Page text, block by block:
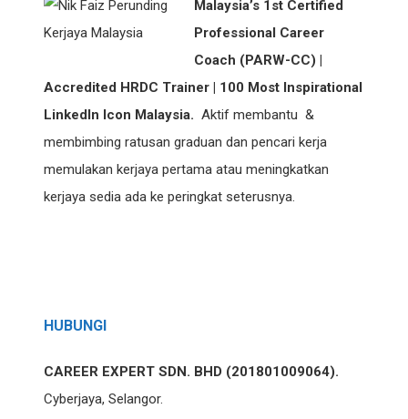
Malaysia’s 1st Certified
Professional Career
Coach (PARW-CC) |
Accredited HRDC Trainer | 100 Most Inspirational
LinkedIn Icon Malaysia. Aktif membantu &
membimbing ratusan graduan dan pencari kerja
memulakan kerjaya pertama atau meningkatkan
kerjaya sedia ada ke peringkat seterusnya.
HUBUNGI
CAREER EXPERT SDN. BHD (201801009064).
Cyberjaya, Selangor.